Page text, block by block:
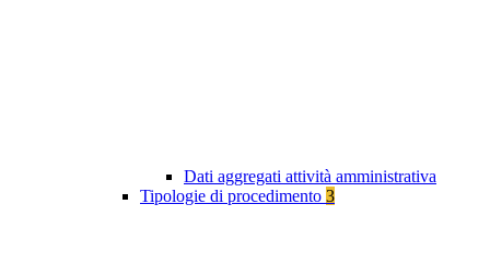
Dati aggregati attività amministrativa
Tipologie di procedimento 3